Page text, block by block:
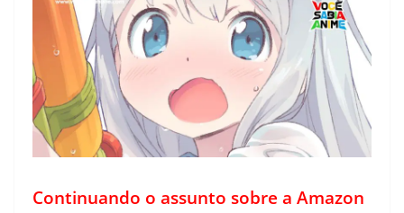
Continuando o assunto sobre a Amazon